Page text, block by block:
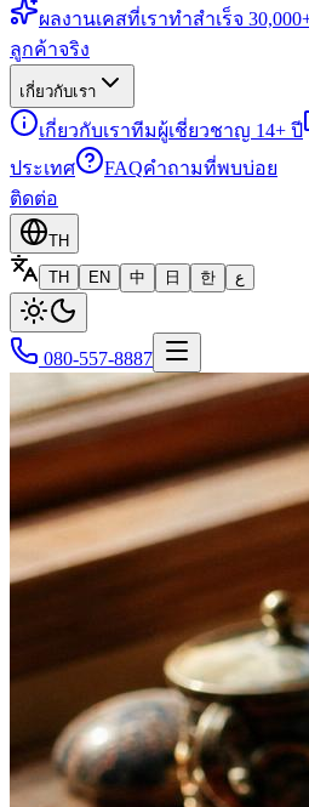
ผลงานเคสที่เราทำสำเร็จ
ลูกค้าจริง
เกี่ยวกับเรา
เกี่ยวกับเราทีมผู้เชี่ยวชาญ 14+ ปี
ประเทศ
FAQคำถามที่พบบ่อย
ติดต่อ
TH
TH
EN 中 日 한 ع
080-557-8887